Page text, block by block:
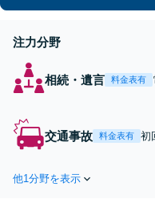
注力分野
相続・遺言 料金表有
交通事故 料金表有
初
他1分野を表示